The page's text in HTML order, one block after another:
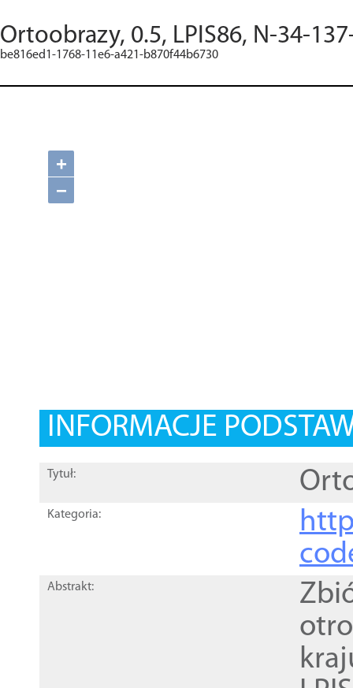
Ortoobrazy, 0.5, LPIS86, N-34-
be816ed1-1768-11e6-a421-b870f44b6730
+
−
INFORMACJE
Tytuł:
Kategoria:
Abstrakt: